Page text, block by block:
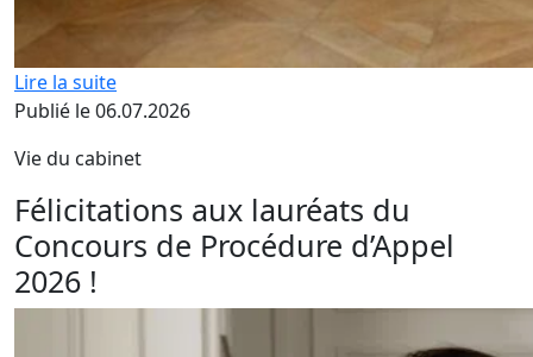
Lire la suite
Publié le 06.07.2026
Vie du cabinet
Félicitations aux lauréats du
Concours de Procédure d’Appel
2026 !